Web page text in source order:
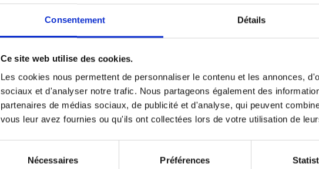
Consentement Détails
Ce site web utilise des cookies.
Les cookies nous permettent de personnaliser le contenu et les annonces,
sociaux et d'analyser notre trafic. Nous partageons également des
partenaires de médias sociaux, de publicité et d'analyse, qui peuvent
vous leur avez fournies ou qu'ils ont collectées lors de votre utilisation de
Nécessaires Préférences